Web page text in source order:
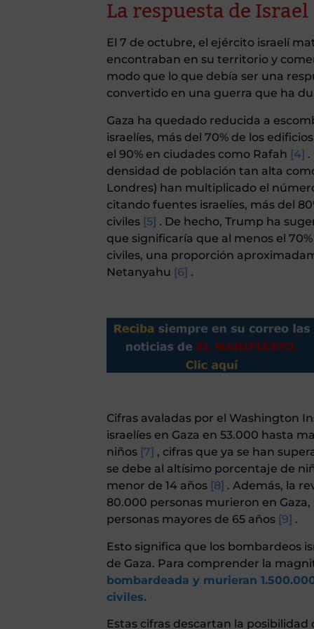
La respuesta de Israel
El 7 de octubre, el ejército israelí
encontraban en su territorio y
modo que lo que debía ser una
convertido en una guerra que ha
Gaza ha quedado reducida a
israelíes, más del 70% de los
el 90% en ciudades como Rafah [4] .
densidad de población tan alta
Londres) han multiplicado el
citando fuentes israelíes, más del
civiles [5] . De hecho, Trump ha
que significaría que al menos el
civiles, una proporción
Netanyahu [6] .
Cifras avaladas por el Washington
israelíes en Gaza en 53.000 hasta
niños [7] , cifras que ya se han
se debe al altísimo porcentaje de
menor de 14 años [8] . Además, la
80.000 personas murieron en
personas mayores de 65 años [9] .
Esto significa que los bombardeos
de Gaza. Para comprender la
bombardeada y murieran
civiles.
Estas cifras descartan la